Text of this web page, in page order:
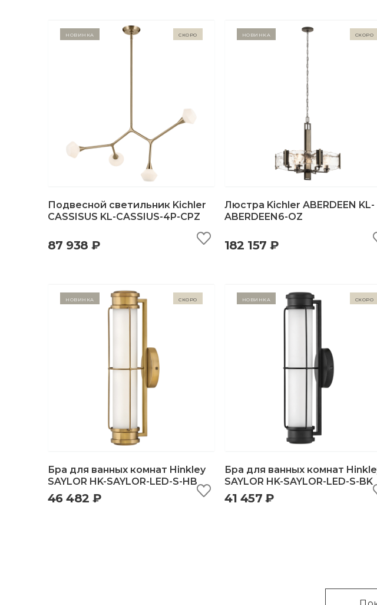
Новинка Скоро
Подвесной светильник Kichler
CASSISUS KL-CASSIUS-4P-CPZ
87 938 ₽
Новинка Скоро
Люстра Kichler ABERDEEN KL-
ABERDEEN6-OZ
182 157 ₽
Новинка Скоро
быстрый просмотр
Бра для ванных комнат Hinkley
SAYLOR HK-SAYLOR-LED-S-HB
46 482 ₽
Новинка Скоро
быстрый просмотр
Бра для ванных комнат
SAYLOR HK-SAYLOR-LED-S-BK
41 457 ₽